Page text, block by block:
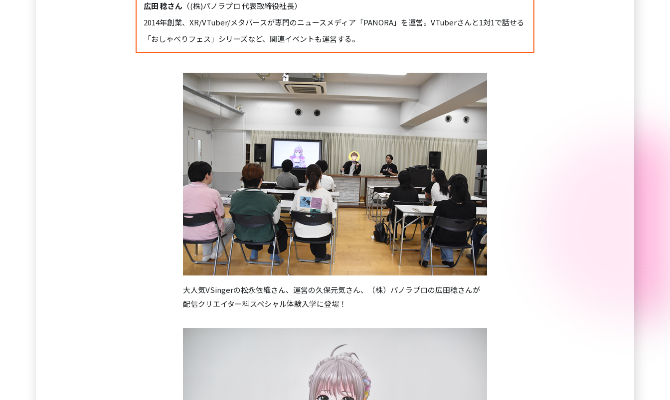
広田 稔さん （(株)パノラプロ 代表取締役社長）
2014年創業、XR/VTuber/メタバースが専門のニュースメディア「PANORA」を運営。VTuberさんと1対1で話せる
「おしゃべりフェス」シリーズなど、関連イベントも運営する。
大人気VSingerの松永依織さん、運営の久保元気さん、（株）パノラプロの広田稔さんが
配信クリエイター科スペシャル体験入学に登場！